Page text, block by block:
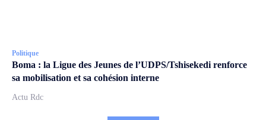
Politique
Boma : la Ligue des Jeunes de l’UDPS/Tshisekedi renforce
sa mobilisation et sa cohésion interne
Actu Rdc